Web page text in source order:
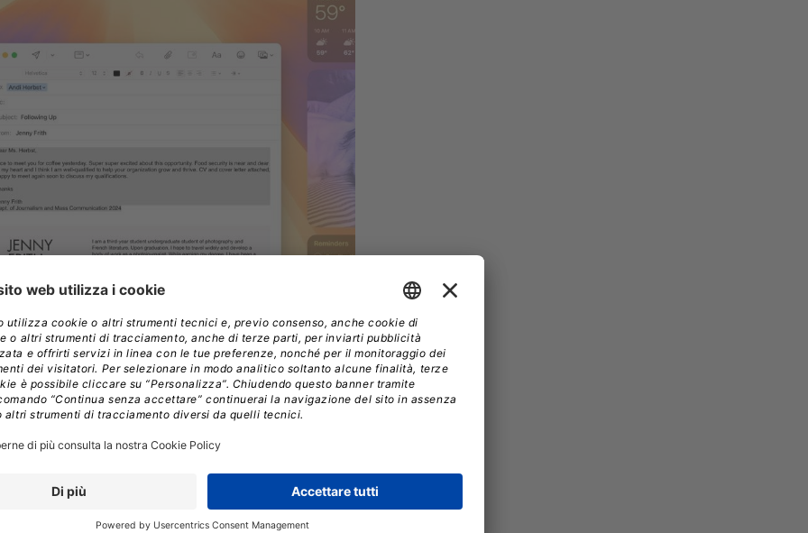
presenti nella versione di anteprima, anche se
corso del prossimo anno: